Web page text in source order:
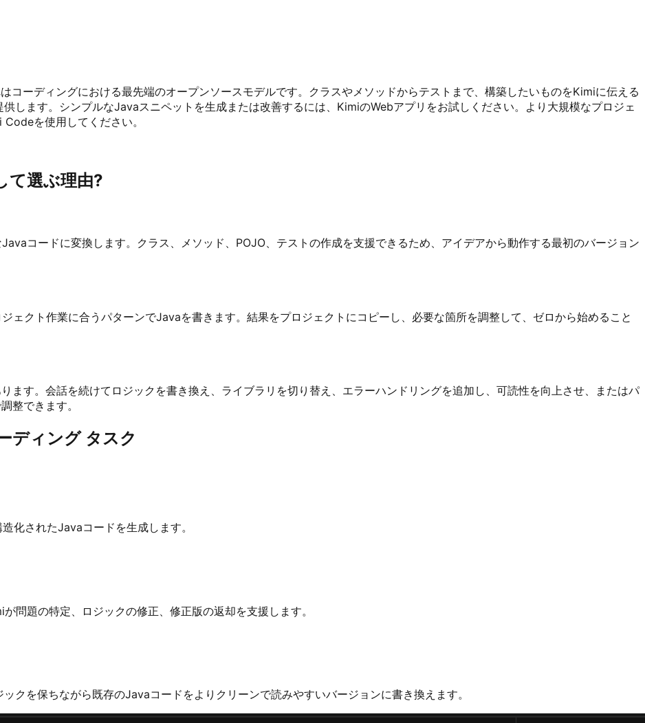
ーディングにおける最先端のオープンソースモデルです。クラスやメソッドからテストまで、構築したいものをKimiに伝える
します。シンプルなJavaスニペットを生成または改善するには、KimiのWebアプリをお試しください。より大規模なプロジェ
を使用してください。
て選ぶ理由?
コードに変換します。クラス、メソッド、POJO、テストの作成を支援できるため、アイデアから動作する最初のバージョン
ェクト作業に合うパターンでJavaを書きます。結果をプロジェクトにコピーし、必要な箇所を調整して、ゼロから始めること
ます。会話を続けてロジックを書き換え、ライブラリを切り替え、エラーハンドリングを追加し、可読性を向上させ、またはパ
整できます。
ディング タスク
化されたJavaコードを生成します。
問題の特定、ロジックの修正、修正版の返却を支援します。
クを保ちながら既存のJavaコードをよりクリーンで読みやすいバージョンに書き換えます。